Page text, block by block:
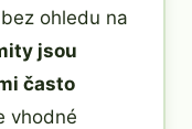
ohledu na
jsou
často
vhodné